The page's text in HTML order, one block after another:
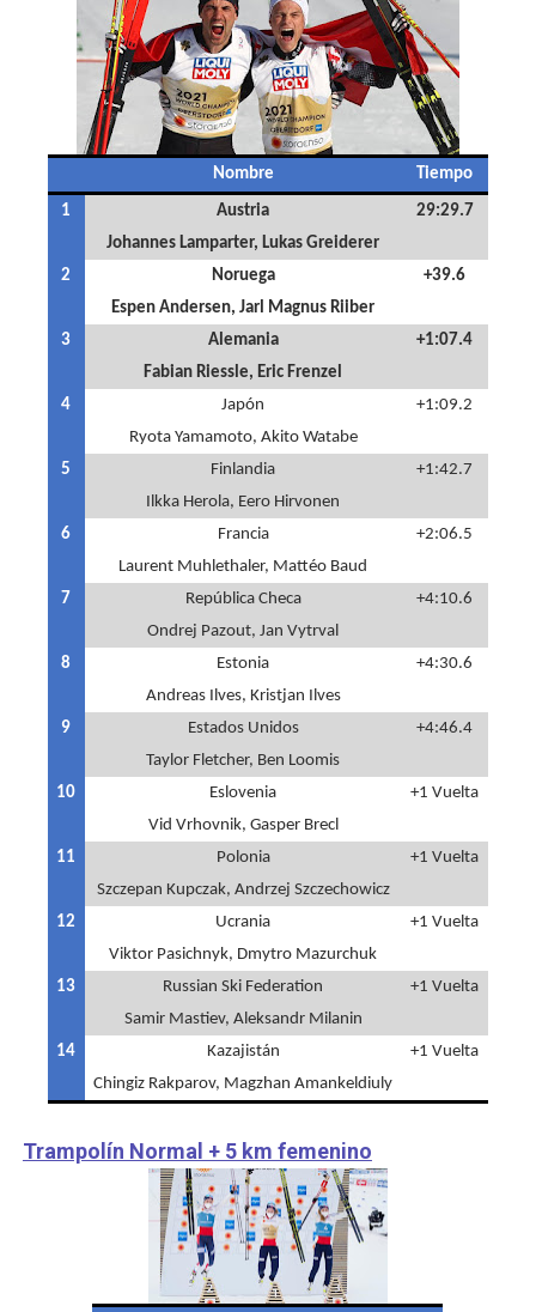
Nombre Tiempo
1
Austria
Johannes Lamparter, Lukas Greiderer
29:29.7
2
Noruega
Espen Andersen, Jarl Magnus Riiber
+39.6
3
Alemania
Fabian Riessle, Eric Frenzel
+1:07.4
4
Japón
Ryota Yamamoto, Akito Watabe
+1:09.2
5
Finlandia
Ilkka Herola, Eero Hirvonen
+1:42.7
6
Francia
Laurent Muhlethaler, Mattéo Baud
+2:06.5
7
República Checa
Ondrej Pazout, Jan Vytrval
+4:10.6
8
Estonia
Andreas Ilves, Kristjan Ilves
+4:30.6
9
Estados Unidos
Taylor Fletcher, Ben Loomis
+4:46.4
10
Eslovenia
Vid Vrhovnik, Gasper Brecl
+1 Vuelta
11
Polonia
Szczepan Kupczak, Andrzej Szczechowicz
+1 Vuelta
12
Ucrania
Viktor Pasichnyk, Dmytro Mazurchuk
+1 Vuelta
13
Russian Ski Federation
Samir Mastiev, Aleksandr Milanin
+1 Vuelta
14
Kazajistán
Chingiz Rakparov, Magzhan Amankeldiuly
+1 Vuelta
Trampolín Normal + 5 km femenino